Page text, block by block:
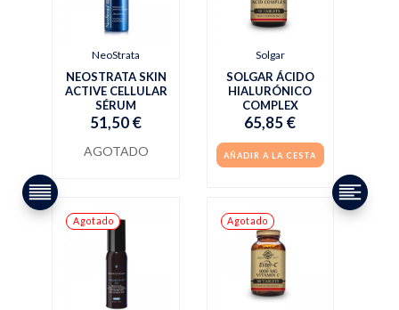
NeoStrata
NEOSTRATA SKIN
ACTIVE CELLULAR
SÉRUM
51,50 €
AGOTADO
Solgar
SOLGAR ÁCIDO
HIALURÓNICO
COMPLEX
65,85 €
AÑADIR A LA CESTA
Agotado Agotado